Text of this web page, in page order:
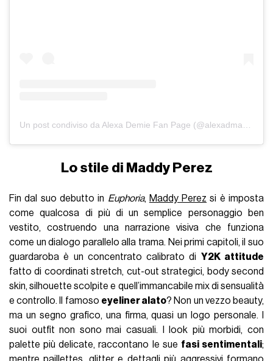
Lo stile di Maddy Perez
Fin dal suo debutto in Euphoria, Maddy Perez si è imposta
come qualcosa di più di un semplice personaggio ben
vestito, costruendo una narrazione visiva che funziona
come un dialogo parallelo alla trama. Nei primi capitoli, il suo
guardaroba è un concentrato calibrato di Y2K attitude
fatto di coordinati stretch, cut-out strategici, body second
skin, silhouette scolpite e quell’immancabile mix di sensualità
e controllo. Il famoso eyeliner alato? Non un vezzo beauty,
ma un segno grafico, una firma, quasi un logo personale. I
suoi outfit non sono mai casuali. I look più morbidi, con
palette più delicate, raccontano le sue fasi sentimentali;